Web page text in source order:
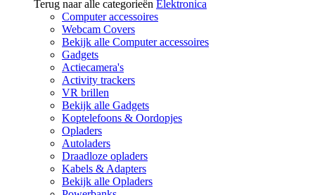
Terug naar alle categorieën Elektronica
Computer accessoires
Webcam Covers
Bekijk alle Computer accessoires
Gadgets
Actiecamera's
Activity trackers
VR brillen
Bekijk alle Gadgets
Koptelefoons & Oordopjes
Opladers
Autoladers
Draadloze opladers
Kabels & Adapters
Bekijk alle Opladers